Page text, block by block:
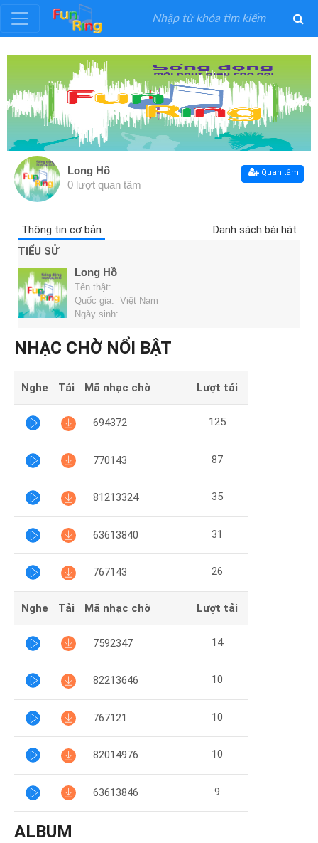
Đăng
Thể
Loại
Nghệ
Khuyến
Mại
Hướng
Funring
Doanh
Nghiệp
Long Hồ
0 lượt quan tâm
Quan tâm
Thông tin cơ bản
Danh sách bài hát
TIỂU SỬ
Long Hồ
Tên thật:
Quốc gia: Việt Nam
Ngày sinh:
NHẠC CHỜ NỔI BẬT
Nghe Tải Mã nhạc chờ Lượt tải
694372 125
770143 87
81213324 35
63613840 31
767143 26
Nghe Tải Mã nhạc chờ Lượt tải
7592347 14
82213646 10
767121 10
82014976 10
63613846 9
ALBUM